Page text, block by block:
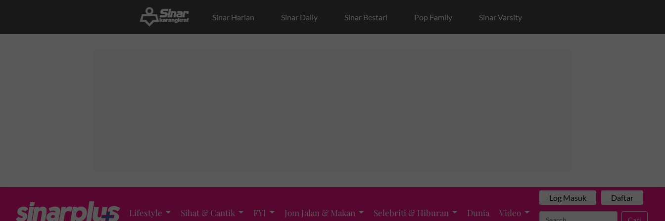
Sinar Harian Sinar Daily Sinar Bestari Pop Family Sinar Varsity
Lifestyle Sihat & Cantik FYI Jom Jalan & Makan Selebriti & Hiburan Dunia Video
Log Masuk Daftar